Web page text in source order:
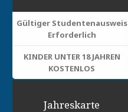
Gültiger Studentenausweis
Erforderlich
KINDER UNTER 18 JAHREN
KOSTENLOS
Jahreskarte